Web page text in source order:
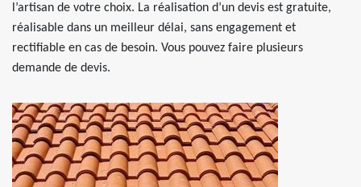
l’artisan de votre choix. La réalisation d’un devis est gratuite,
réalisable dans un meilleur délai, sans engagement et
rectifiable en cas de besoin. Vous pouvez faire plusieurs
demande de devis.